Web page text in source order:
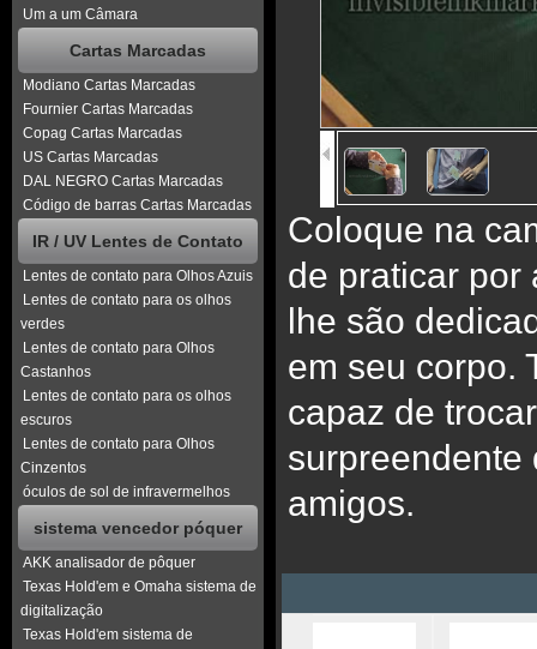
Um a um Câmara
Cartas Marcadas
Modiano Cartas Marcadas
Fournier Cartas Marcadas
Copag Cartas Marcadas
US Cartas Marcadas
DAL NEGRO Cartas Marcadas
Código de barras Cartas Marcadas
IR / UV Lentes de Contato
Lentes de contato para Olhos Azuis
Lentes de contato para os olhos
verdes
Lentes de contato para Olhos
Castanhos
Lentes de contato para os olhos
escuros
Lentes de contato para Olhos
Cinzentos
óculos de sol de infravermelhos
sistema vencedor póquer
AKK analisador de pôquer
Texas Hold'em e Omaha sistema de
digitalização
Texas Hold'em sistema de
Coloque na
de praticar por
lhe são
em seu corpo.
capaz de
surpreendente
amigos.